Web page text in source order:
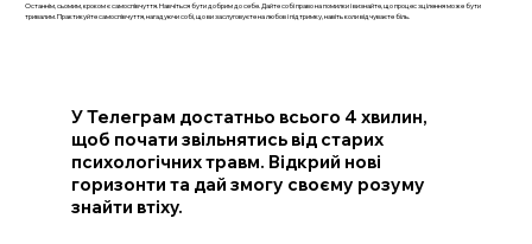
Останнім, сьомим, кроком є самоспівчуття. Навчіться бути добрим до себе. Дайте собі право на помилки і визнайте, що процес зцілення може бути
тривалим. Практикуйте самоспівчуття, нагадуючи собі, що ви заслуговуєте на любов і підтримку, навіть коли відчуваєте біль.
У Телеграм достатньо всього 4 хвилин,
щоб почати звільнятись від старих
психологічних травм. Відкрий нові
горизонти та дай змогу своєму розуму
знайти втіху.